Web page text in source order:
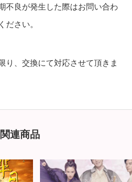
不良が発生した際はお問い合わ
ださい。
り、交換にて対応させて頂きま
関連商品